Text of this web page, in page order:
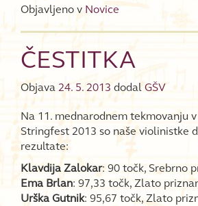
Objavljeno v Novice
ČESTITKA
Objava 24. 5. 2013 dodalGŠV
Na 11. mednarodnem tekmovanju
Stringfest 2013 so naše violinistke
rezultate:
Klavdija Zalokar: 90 točk, Srebrno
Ema Brlan: 97,33 točk, Zlato
Urška Gutnik: 95,67 točk, Zlato